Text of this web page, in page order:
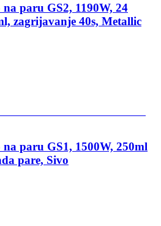
paru GS2, 1190W, 24
zagrijavanje 40s, Metallic
paru GS1, 1500W, 250ml
pare, Sivo